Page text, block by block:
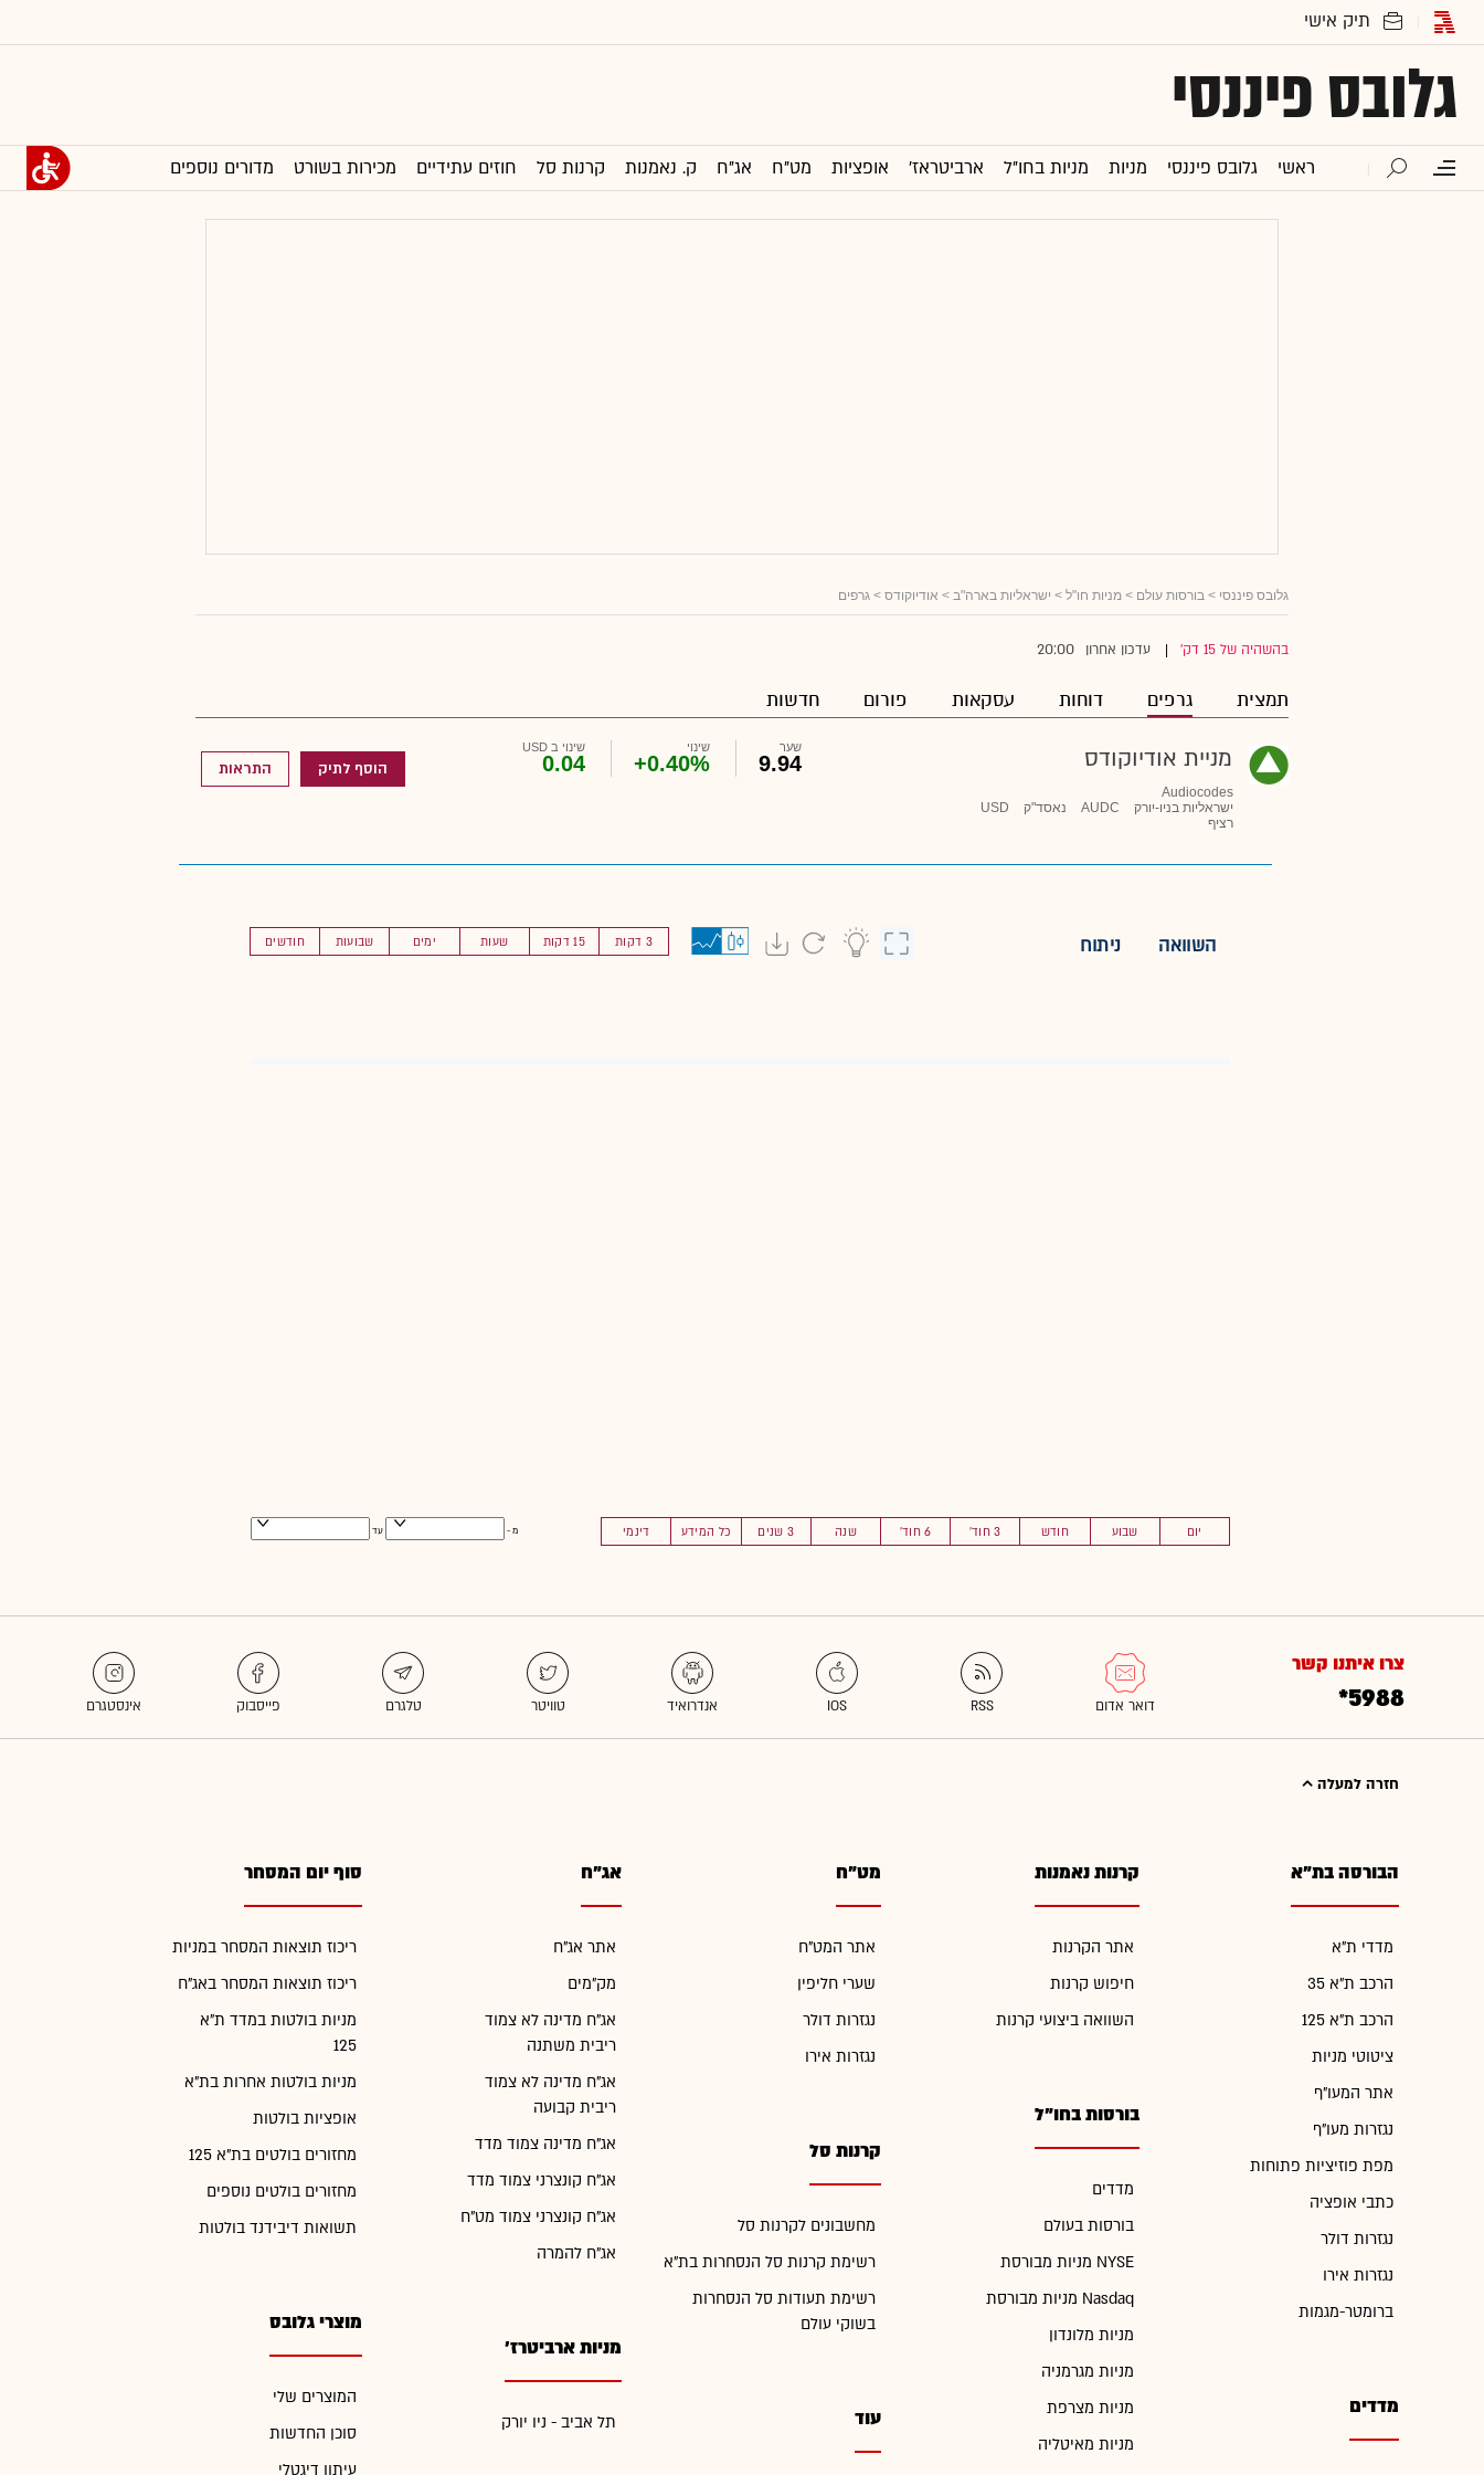
גלובס פיננסי
ראשי גלובס פיננסי מניות מניות בחו"ל ארביטראז' אופציות מט"ח אג"ח ק. נאמנות קרנות סל חוזים עתידיים מכירות בשורט מדורים נוספים
גלובס פיננסי > בורסות עולם > מניות חו"ל > ישראליות בארה"ב > אודיוקודס > גרפים
בהשהיה של 15 דק' עדכון אחרון 20:00
תמצית גרפים דוחות עסקאות פורום חדשות
מניית אודיוקודס
Audiocodes
ישראליות בניו-יורק
AUDC נאסד"ק
USD
רציף
שער
9.94
שינוי
+0.40%
שינוי ב USD
0.04 הוסף לתיק התראות
חודשים שבועות ימים שעות 15 דקות 3 דקות השוואה ניתוח
יום שבוע חודש 3 חוד' 6 חוד' שנה 3 שנים כל המידע דינמי מ - עד
צרו איתנו קשר
*5988
חזרה למעלה
הבורסה בת"א
מדדי ת"א
הרכב ת"א 35
הרכב ת"א 125
ציטוטי מניות
אתר המעו"ף
נגזרות מעו"ף
מפת פוזיציות פתוחות
כתבי אופציה
נגזרות דולר
נגזרות אירו
ברומטר-מגמות
מדדים
קרנות נאמנות
אתר הקרנות
חיפוש קרנות
השוואה ביצועי קרנות
בורסות בחו"ל
מדדים
בורסות בעולם
מניות מבורסת NYSE
מניות מבורסת Nasdaq
מניות מלונדון
מניות מגרמניה
מניות מצרפת
מניות מאיטליה
מט"ח
אתר המט"ח
שערי חליפין
נגזרות דולר
נגזרות אירו
קרנות סל
מחשבונים לקרנות סל
רשימת קרנות סל הנסחרות בת"א
רשימת תעודות סל הנסחרות
בשוקי עולם
עוד
אג"ח
אתר אג"ח
מק"מים
אג"ח מדינה לא צמוד
ריבית משתנה
אג"ח מדינה לא צמוד
ריבית קבועה
אג"ח מדינה צמוד מדד
אג"ח קונצרני צמוד מדד
אג"ח קונצרני צמוד מט"ח
אג"ח להמרה
מניות ארביטרז'
תל אביב - ניו יורק
סוף יום המסחר
ריכוז תוצאות המסחר במניות
ריכוז תוצאות המסחר באג"ח
מניות בולטות במדד ת"א
125
מניות בולטות אחרות בת"א
אופציות בולטות
מחזורים בולטים בת"א 125
מחזורים בולטים נוספים
תשואות דיבידנד בולטות
מוצרי גלובס
המוצרים שלי
סוכן החדשות
עיתון דיגטלי